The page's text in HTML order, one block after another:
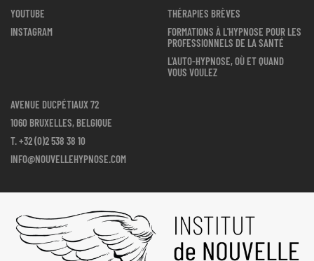
YOUTUBE
INSTAGRAM
THÉRAPIES BRÈVES
FORMATIONS À L'HYPNOSE POUR LES
PROFESSIONNELS DE LA SANTÉ
L'AUTO-HYPNOSE, OÙ ET QUAND
VOUS VOULEZ
AVENUE DUCPÉTIAUX 72
1060 BRUXELLES, BELGIQUE
T.+32 (0)2 538 38 10
INFO@NOUVELLEHYPNOSE.COM